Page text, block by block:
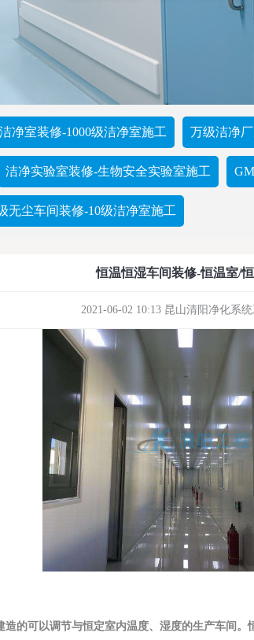
净室装修-1000级洁净室施工 万级洁净
洁净实验室装修-生物安全实验室施工
无尘车间装修-10级洁净室施工
恒温恒湿车间装修-恒温室/
2021-06-02 10:13 昆山清阳净化系
的可以调节与恒定室内温度、湿度的生产车间